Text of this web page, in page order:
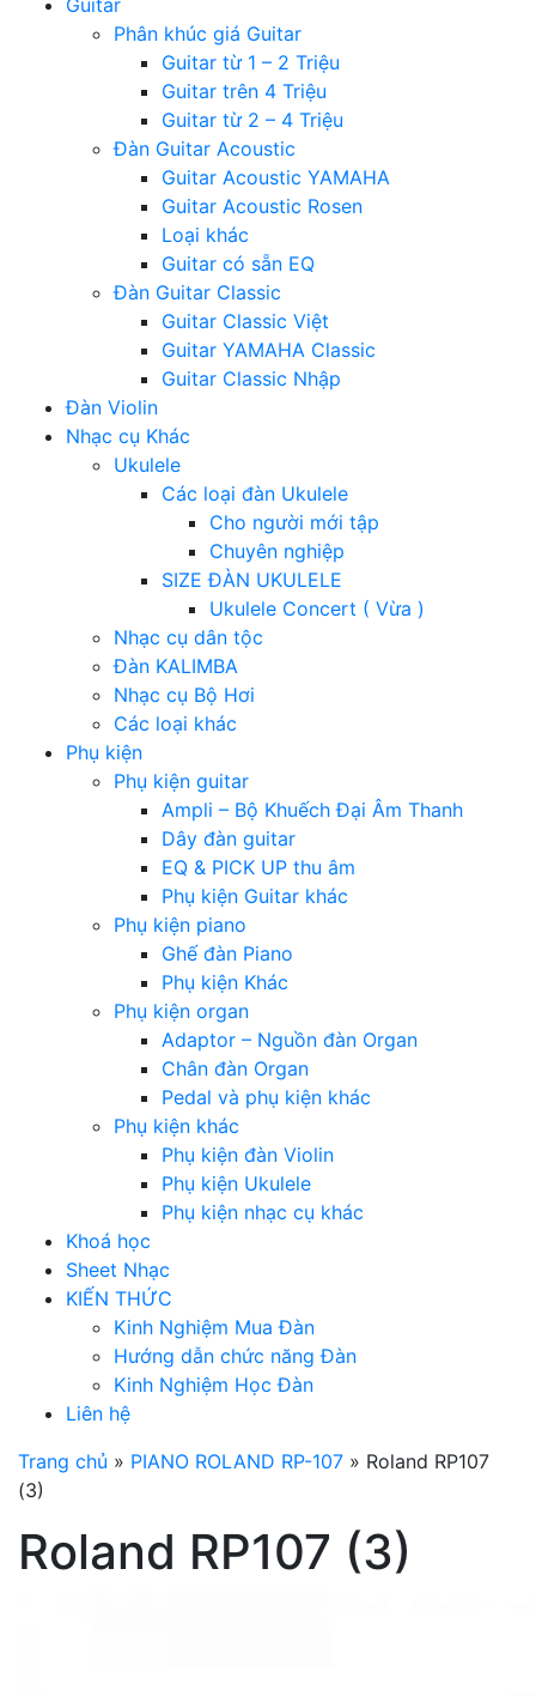
Guitar
Phân khúc giá Guitar
Guitar từ 1 – 2 Triệu
Guitar trên 4 Triệu
Guitar từ 2 – 4 Triệu
Đàn Guitar Acoustic
Guitar Acoustic YAMAHA
Guitar Acoustic Rosen
Loại khác
Guitar có sẵn EQ
Đàn Guitar Classic
Guitar Classic Việt
Guitar YAMAHA Classic
Guitar Classic Nhập
Đàn Violin
Nhạc cụ Khác
Ukulele
Các loại đàn Ukulele
Cho người mới tập
Chuyên nghiệp
SIZE ĐÀN UKULELE
Ukulele Concert ( Vừa )
Nhạc cụ dân tộc
Đàn KALIMBA
Nhạc cụ Bộ Hơi
Các loại khác
Phụ kiện
Phụ kiện guitar
Ampli – Bộ Khuếch Đại Âm Thanh
Dây đàn guitar
EQ & PICK UP thu âm
Phụ kiện Guitar khác
Phụ kiện piano
Ghế đàn Piano
Phụ kiện Khác
Phụ kiện organ
Adaptor – Nguồn đàn Organ
Chân đàn Organ
Pedal và phụ kiện khác
Phụ kiện khác
Phụ kiện đàn Violin
Phụ kiện Ukulele
Phụ kiện nhạc cụ khác
Khoá học
Sheet Nhạc
KIẾN THỨC
Kinh Nghiệm Mua Đàn
Hướng dẫn chức năng Đàn
Kinh Nghiệm Học Đàn
Liên hệ
Trang chủ » PIANO ROLAND RP-107 » Roland RP107
(3)
Roland RP107 (3)